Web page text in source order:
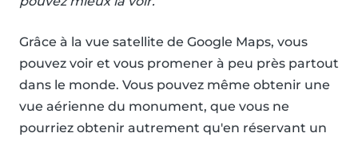
Grâce à la vue satellite de Google Maps, vous
pouvez voir et vous promener à peu près partout
dans le monde. Vous pouvez même obtenir une
vue aérienne du monument, que vous ne
pourriez obtenir autrement qu'en réservant un